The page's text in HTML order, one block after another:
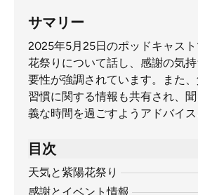
サマリー
2025年5月25日のポッドキャス
花祭りについて話し、感謝の気
要性が強調されています。また
習慣に関する情報も共有され、
義な時間を過ごすようアドバイス
目次
天気と紫陽花祭り
感謝とイベント情報